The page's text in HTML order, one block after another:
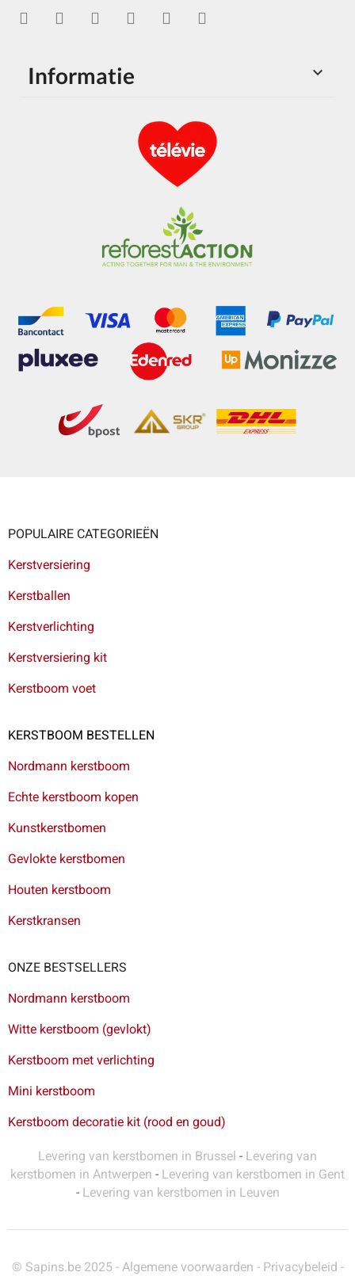

Informatie
POPULAIRE CATEGORIEËN
Kerstversiering
Kerstballen
Kerstverlichting
Kerstversiering kit
Kerstboom voet
KERSTBOOM BESTELLEN
Nordmann kerstboom
Echte kerstboom kopen
Kunstkerstbomen
Gevlokte kerstbomen
Houten kerstboom
Kerstkransen
ONZE BESTSELLERS
Nordmann kerstboom
Witte kerstboom (gevlokt)
Kerstboom met verlichting
Mini kerstboom
Kerstboom decoratie kit (rood en goud)
Levering van kerstbomen in Brussel - Levering van
kerstbomen in Antwerpen - Levering van kerstbomen in Gent
- Levering van kerstbomen in Leuven
© Sapins.be 2025 - Algemene voorwaarden - Privacybeleid -